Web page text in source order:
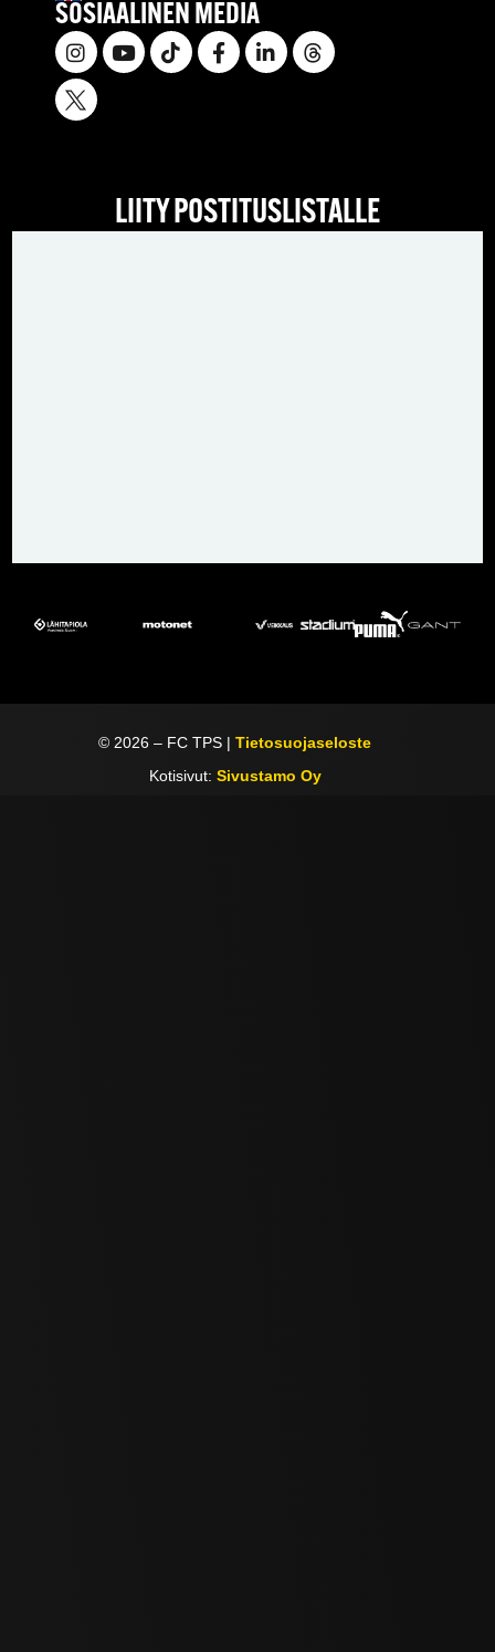
SOSIAALINEN MEDIA
LIITY POSTITUSLISTALLE
© 2026 – FC TPS |Tietosuojaseloste
Kotisivut: Sivustamo Oy